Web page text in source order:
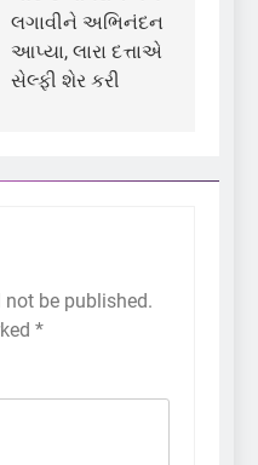
લગાવીને અભિનંદન
આપ્યા, લારા દત્તાએ
સેલ્ફી શેર કરી
be published.
*